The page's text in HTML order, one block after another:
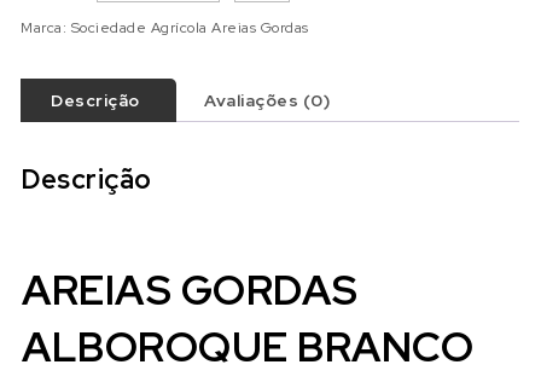
Marca: Sociedade Agrícola Areias Gordas
Descrição Avaliações (0)
Descrição
AREIAS GORDAS
ALBOROQUE BRANCO